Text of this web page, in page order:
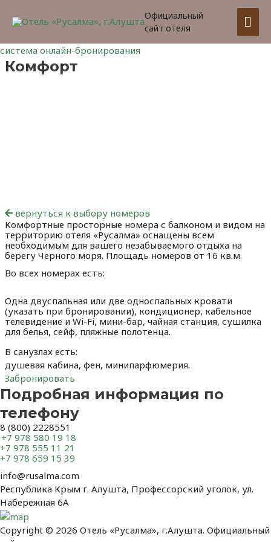
Официальный
сайт отеля
система онлайн-бронирования
Комфорт
вернуться к выбору номеров
Комфортные просторные номера с балконом и видом на
территорию отеля «Русалма» оснащены всем
необходимым для вашего незабываемого отдыха на
берегу Черного моря. Площадь номеров от 16 кв.м.
Во всех номерах есть:
Одна двуспальная или две односпальных кровати
(указать при бронировании), кондиционер, кабельное
телевидение и Wi-Fi, мини-бар, чайная станция, сушилка
для белья, сейф, пляжные полотенца.
В санузлах есть:
душевая кабина, фен, минипарфюмерия.
Забронировать
Подробная информация по
телефону
8 (800) 2228551
+7 978 580 19 18
+7 978 555 11 21
+7 978 659 15 39
info@rusalma.com
Республика Крым г. Алушта, Профессорский уголок, ул.
Набережная 6А
Copyright © 2026 Отель «Русалма», г.Алушта. Официальный